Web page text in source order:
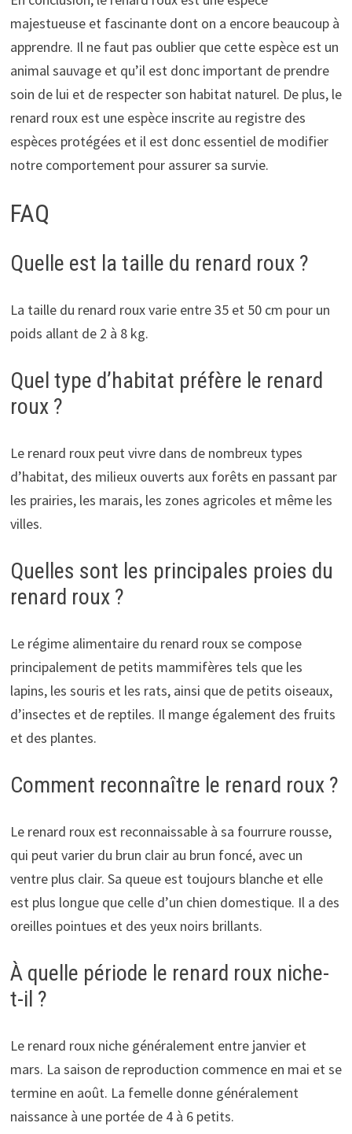
majestueuse et fascinante dont on a encore beaucoup à
apprendre. Il ne faut pas oublier que cette espèce est un
animal sauvage et qu’il est donc important de prendre
soin de lui et de respecter son habitat naturel. De plus, le
renard roux est une espèce inscrite au registre des
espèces protégées et il est donc essentiel de modifier
notre comportement pour assurer sa survie.
FAQ
Quelle est la taille du renard roux ?
La taille du renard roux varie entre 35 et 50 cm pour un
poids allant de 2 à 8 kg.
Quel type d’habitat préfère le renard
roux ?
Le renard roux peut vivre dans de nombreux types
d’habitat, des milieux ouverts aux forêts en passant par
les prairies, les marais, les zones agricoles et même les
villes.
Quelles sont les principales proies du
renard roux ?
Le régime alimentaire du renard roux se compose
principalement de petits mammifères tels que les
lapins, les souris et les rats, ainsi que de petits oiseaux,
d’insectes et de reptiles. Il mange également des fruits
et des plantes.
Comment reconnaître le renard roux ?
Le renard roux est reconnaissable à sa fourrure rousse,
qui peut varier du brun clair au brun foncé, avec un
ventre plus clair. Sa queue est toujours blanche et elle
est plus longue que celle d’un chien domestique. Il a des
oreilles pointues et des yeux noirs brillants.
À quelle période le renard roux niche-
t-il ?
Le renard roux niche généralement entre janvier et
mars. La saison de reproduction commence en mai et se
termine en août. La femelle donne généralement
naissance à une portée de 4 à 6 petits.